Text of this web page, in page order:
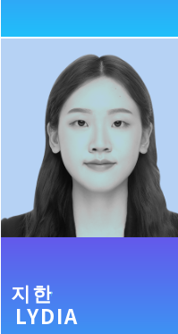
지한
LYDIA